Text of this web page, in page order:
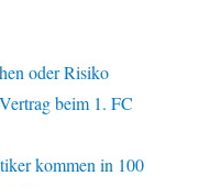
oder Risiko
beim 1. FC
kommen in 100